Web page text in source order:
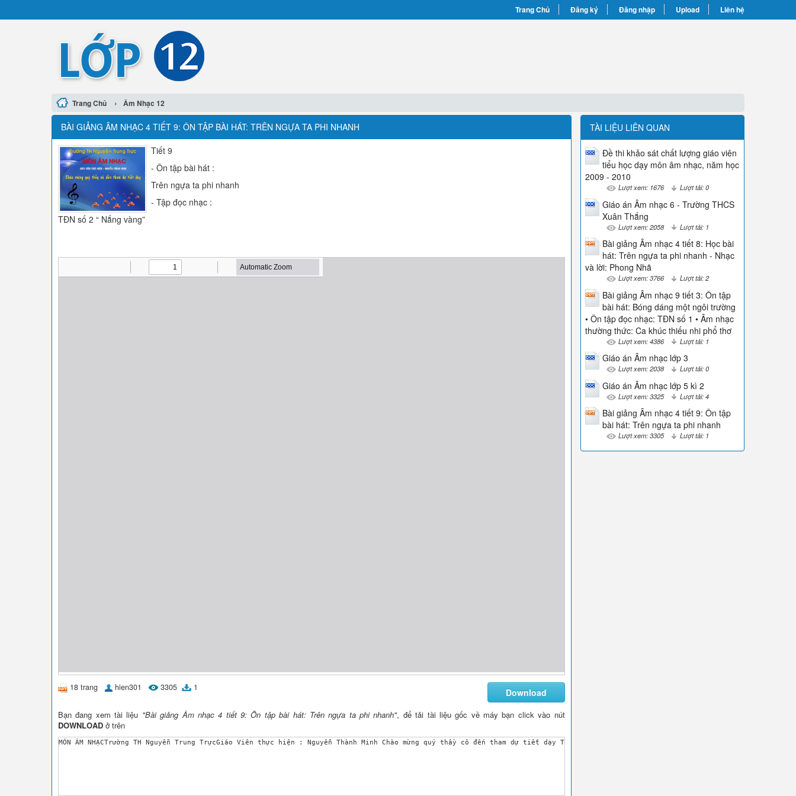
Trang Chủ Đăng ký Đăng nhập Upload Liên hệ
Trang Chủ › Âm Nhạc 12
BÀI GIẢNG ÂM NHẠC 4 TIẾT 9: ÔN TẬP BÀI HÁT: TRÊN NGỰA TA PHI NHANH
Tiết 9
- Ôn tập bài hát :
Trên ngựa ta phi nhanh
- Tập đọc nhạc :
TĐN số 2 “ Nắng vàng”
18 trang hien301 3305 1 Download
Bạn đang xem tài liệu "Bài giảng Âm nhạc 4 tiết 9: Ôn tập bài hát: Trên ngựa ta phi nhanh", để tải tài liệu gốc về máy bạn click vào nút
DOWNLOAD ở trên
MÔN ÂM NHẠCTrường TH Nguyễn Trung TrựcGiáo Viên thực hiện : Nguyễn Thành Minh Chào mừng quý thầy cô đến tham dự tiết dạy Tiết 9- Ôn tập bài hát : Trên ngựa ta phi
TÀI LIỆU LIÊN QUAN
Đề thi khảo sát chất lượng giáo viên
tiểu học dạy môn âm nhạc, năm học
2009 - 2010
Lượt xem: 1676 Lượt tải: 0
Giáo án Âm nhạc 6 - Trường THCS
Xuân Thắng
Lượt xem: 2058 Lượt tải: 1
Bài giảng Âm nhạc 4 tiết 8: Học bài
hát: Trên ngựa ta phi nhanh - Nhạc
và lời: Phong Nhã
Lượt xem: 3766 Lượt tải: 2
Bài giảng Âm nhạc 9 tiết 3: Ôn tập
bài hát: Bóng dáng một ngôi trường
• Ôn tập đọc nhạc: TĐN số 1 • Âm nhạc
thường thức: Ca khúc thiếu nhi phổ thơ
Lượt xem: 4386 Lượt tải: 1
Giáo án Âm nhạc lớp 3
Lượt xem: 2038 Lượt tải: 0
Giáo án Âm nhạc lớp 5 kì 2
Lượt xem: 3325 Lượt tải: 4
Bài giảng Âm nhạc 4 tiết 9: Ôn tập
bài hát: Trên ngựa ta phi nhanh
Lượt xem: 3305 Lượt tải: 1